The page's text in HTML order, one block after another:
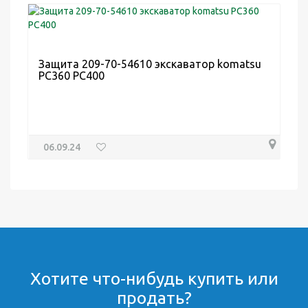
Защита 209-70-54610 экскаватор komatsu
PC360 PC400
06.09.24
Хотите что-нибудь купить или
продать?